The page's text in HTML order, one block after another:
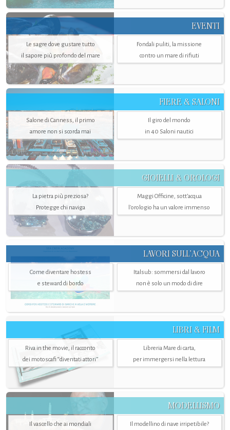
EVENTI
Le sagre dove gustare tutto
il sapore più profondo del mare
Fondali puliti, la missione
contro un mare di rifiuti
FIERE & SALONI
Salone di Canness, il primo
amore non si scorda mai
Il giro del mondo
in 40 Saloni nautici
GIOIELLI & OROLOGI
La pietra più preziosa?
Protegge chi naviga
Maggi Officine, sott’acqua
l'orologio ha un valore immenso
LAVORI SULL’ACQUA
Come diventare hostess
e steward di bordo
Italsub: sommersi dal lavoro
non è solo un modo di dire
LIBRI & FILM
Riva in the movie, il racconto
dei motoscafi “diventati attori”
Libreria Mare di carta,
per immergersi nella lettura
MODELLISMO
Il vascello che ai mondiali
Il modellino di nave irripetibile?